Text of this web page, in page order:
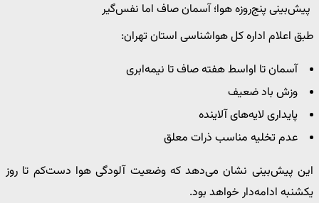
پیش‌بینی پنج‌روزه هوا؛ آسمان صاف اما نفس‌گیر
طبق اعلام اداره کل هواشناسی استان تهران:
آسمان تا اواسط هفته صاف تا نیمه‌ابری
وزش باد ضعیف
پایداری لایه‌های آلاینده
عدم تخلیه مناسب ذرات معلق
این پیش‌بینی نشان می‌دهد که وضعیت آلودگی هوا دست‌کم تا روز
یکشنبه ادامه‌دار خواهد بود.